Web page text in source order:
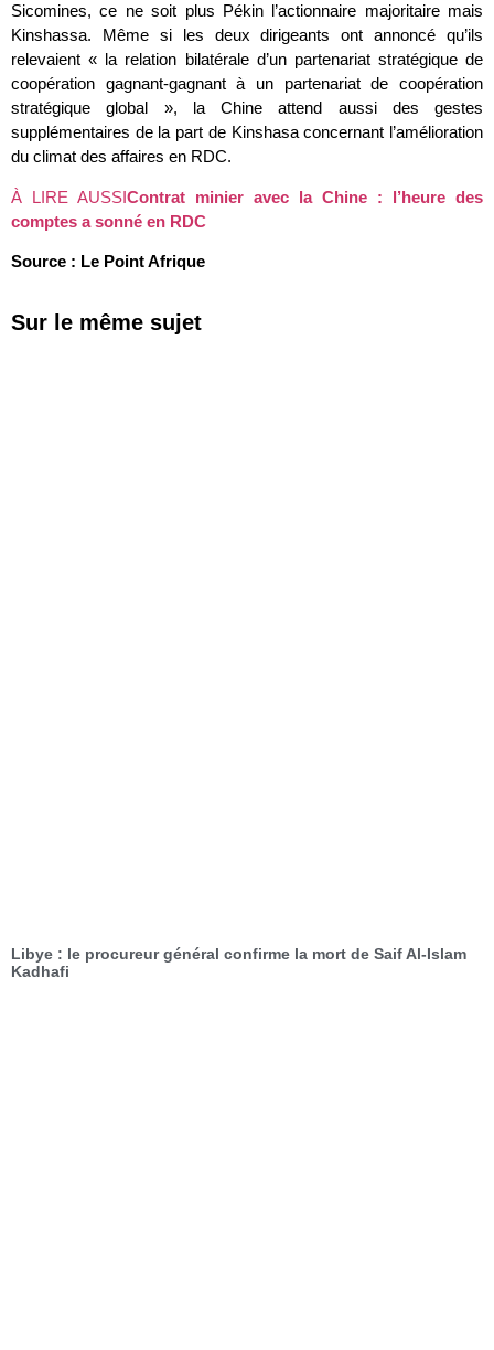
Sicomines, ce ne soit plus Pékin l’actionnaire majoritaire mais
Kinshassa. Même si les deux dirigeants ont annoncé qu’ils
relevaient « la relation bilatérale d’un partenariat stratégique de
coopération gagnant-gagnant à un partenariat de coopération
stratégique global », la Chine attend aussi des gestes
supplémentaires de la part de Kinshasa concernant l’amélioration
du climat des affaires en RDC.
À LIRE AUSSIContrat minier avec la Chine : l’heure des
comptes a sonné en RDC
Source : Le Point Afrique
Sur le même sujet
Libye : le procureur général confirme la mort de Saif Al-Islam
Kadhafi